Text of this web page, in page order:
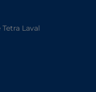
Laval